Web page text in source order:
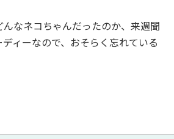
なネコちゃんだったのか、来週聞
ィーなので、おそらく忘れている